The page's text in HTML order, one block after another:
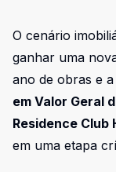
O cenário
ganhar uma
ano de obras e
em Valor Geral
Residence Club
em uma etapa